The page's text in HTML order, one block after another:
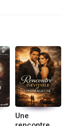
Une